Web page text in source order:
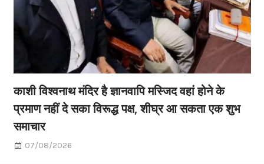
काशी विश्वनाथ मंदिर है ज्ञानवापि मस्जिद वहां होने के
प्रमाण नहीं दे सका विरूद्ध पक्ष, शीघ्र आ सकता एक शुभ
समाचार
07/08/2026